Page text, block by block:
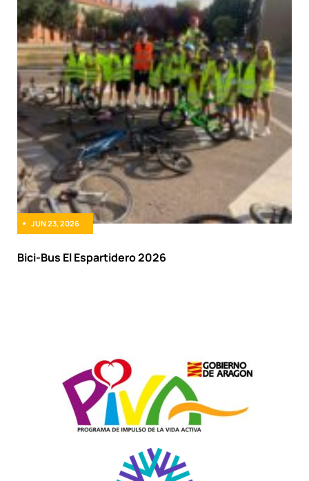
JUN 23, 2026
Bici-Bus El Espartidero 2026